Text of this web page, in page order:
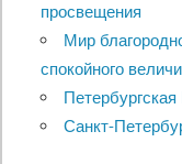
просвещения
Мир
спокойного
Санкт-